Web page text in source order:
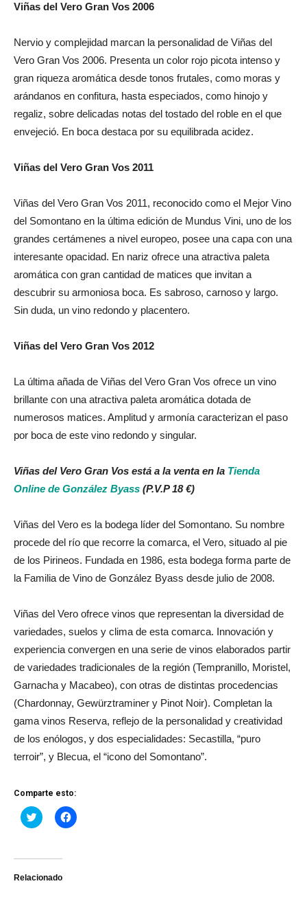
Viñas del Vero Gran Vos 2006
Nervio y complejidad marcan la personalidad de Viñas del
Vero Gran Vos 2006. Presenta un color rojo picota intenso y
gran riqueza aromática desde tonos frutales, como moras y
arándanos en confitura, hasta especiados, como hinojo y
regaliz, sobre delicadas notas del tostado del roble en el que
envejeció. En boca destaca por su equilibrada acidez.
Viñas del Vero Gran Vos 2011
Viñas del Vero Gran Vos 2011, reconocido como el Mejor Vino
del Somontano en la última edición de Mundus Vini, uno de los
grandes certámenes a nivel europeo, posee una capa con una
interesante opacidad. En nariz ofrece una atractiva paleta
aromática con gran cantidad de matices que invitan a
descubrir su armoniosa boca. Es sabroso, carnoso y largo.
Sin duda, un vino redondo y placentero.
Viñas del Vero Gran Vos 2012
La última añada de Viñas del Vero Gran Vos ofrece un vino
brillante con una atractiva paleta aromática dotada de
numerosos matices. Amplitud y armonía caracterizan el paso
por boca de este vino redondo y singular.
Viñas del Vero Gran Vos está a la venta en la Tienda
Online de González Byass (P.V.P 18 €)
Viñas del Vero es la bodega líder del Somontano. Su nombre
procede del río que recorre la comarca, el Vero, situado al pie
de los Pirineos. Fundada en 1986, esta bodega forma parte de
la Familia de Vino de González Byass desde julio de 2008.
Viñas del Vero ofrece vinos que representan la diversidad de
variedades, suelos y clima de esta comarca. Innovación y
experiencia convergen en una serie de vinos elaborados partir
de variedades tradicionales de la región (Tempranillo, Moristel,
Garnacha y Macabeo), con otras de distintas procedencias
(Chardonnay, Gewürztraminer y Pinot Noir). Completan la
gama vinos Reserva, reflejo de la personalidad y creatividad
de los enólogos, y dos especialidades: Secastilla, “puro
terroir”, y Blecua, el “icono del Somontano”.
Comparte esto:
Haz
clic
Twitter
abre
Haz
clic
Relacionado